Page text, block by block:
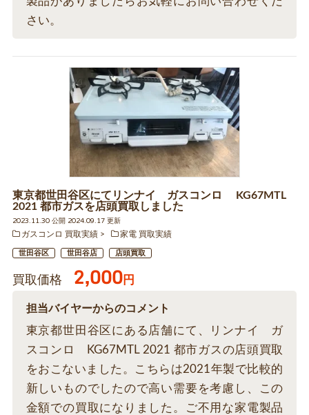
さい。
東京都世田谷区にてリンナイ ガスコンロ KG67MTL
2021 都市ガスを店頭買取しました
2023.11.30 公開 2024.09.17 更新
ガスコンロ 買取実績
家電 買取実績
世田谷区 世田谷店 店頭買取
買取価格 2,000円
担当バイヤーからのコメント
東京都世田谷区にある店舗にて、リンナイ ガ
スコンロ KG67MTL 2021 都市ガスの店頭買取
をおこないました。こちらは2021年製で比較的
新しいものでしたので高い需要を考慮し、この
金額での買取になりました。ご不用な家電製品